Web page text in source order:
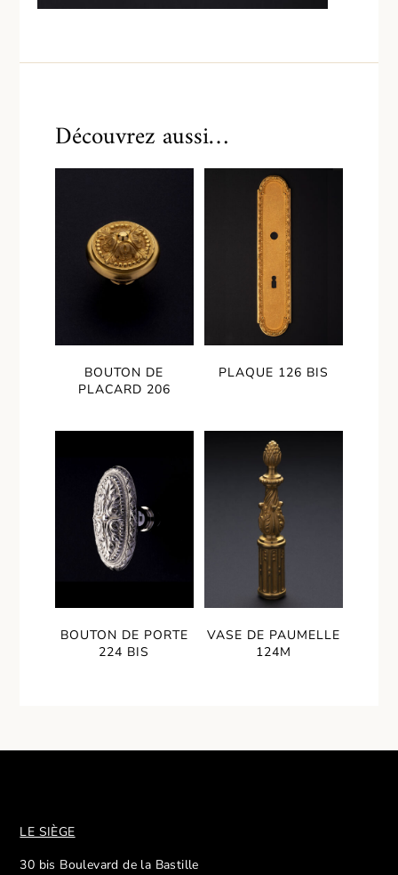
Découvrez aussi…
BOUTON DE
PLACARD 206
PLAQUE 126 BIS
BOUTON DE PORTE
224 BIS
VASE DE PAUMELLE
124M
LE SIÈGE
30 bis Boulevard de la Bastille